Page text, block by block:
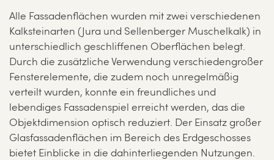
Alle Fassadenflächen wurden mit zwei verschiedenen
Kalksteinarten (Jura und Sellenberger Muschelkalk) in
unterschiedlich geschliffenen Oberflächen belegt.
Durch die zusätzliche Verwendung verschiedengroßer
Fensterelemente, die zudem noch unregelmäßig
verteilt wurden, konnte ein freundliches und
lebendiges Fassadenspiel erreicht werden, das die
Objektdimension optisch reduziert. Der Einsatz großer
Glasfassadenflächen im Bereich des Erdgeschosses
bietet Einblicke in die dahinterliegenden Nutzungen.